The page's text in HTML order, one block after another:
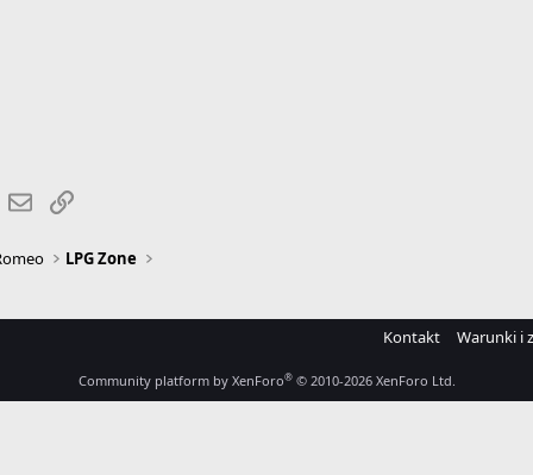
WhatsApp
EmailLink
LPG Zone
Kontakt Warunki i
Community platform by XenForo® © 2010-2026 XenForo Ltd.